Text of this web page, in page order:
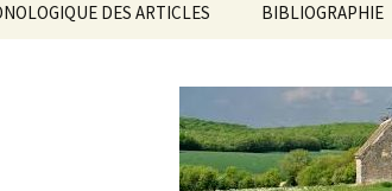
Baronnie de Donzy
Comté-duché de
Grands fiefs voisins
DES ARTICLES BIBLIOGRAPHIE